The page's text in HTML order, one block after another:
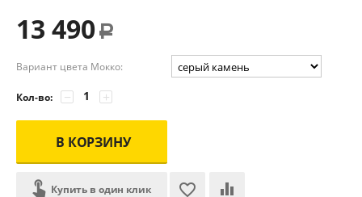
13 490 Р
Вариант цвета Мокко:
Кол-во: +
−
В КОРЗИНУ
Купить в один клик